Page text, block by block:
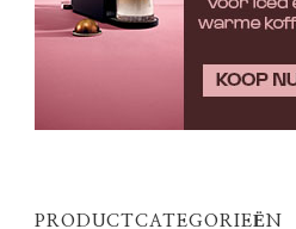
PRODUCTCATEGORIEËN